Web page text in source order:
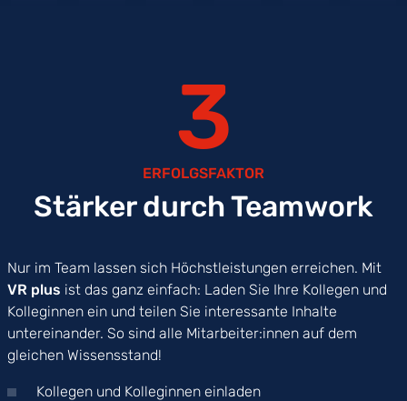
3
ERFOLGSFAKTOR
Stärker durch Teamwork
Nur im Team lassen sich Höchstleistungen erreichen. Mit
VR plus ist das ganz einfach: Laden Sie Ihre Kollegen und
Kolleginnen ein und teilen Sie interessante Inhalte
untereinander. So sind alle Mitarbeiter:innen auf dem
gleichen Wissensstand!
Kollegen und Kolleginnen einladen